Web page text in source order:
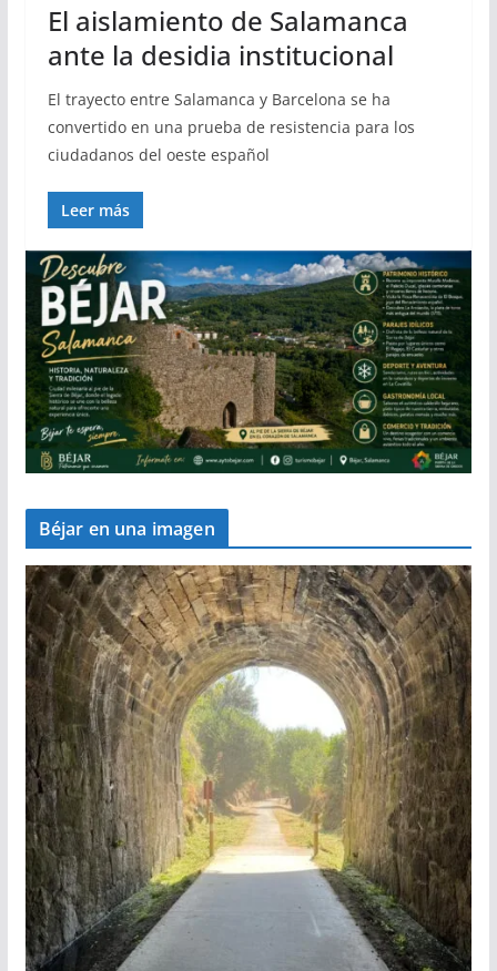
El aislamiento de Salamanca
ante la desidia institucional
El trayecto entre Salamanca y Barcelona se ha
convertido en una prueba de resistencia para los
ciudadanos del oeste español
Leer más
Béjar en una imagen